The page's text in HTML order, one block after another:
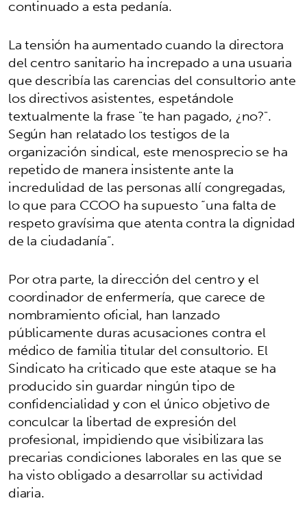
continuado a esta pedanía.
La tensión ha aumentado cuando la directora
del centro sanitario ha increpado a una usuaria
que describía las carencias del consultorio ante
los directivos asistentes, espetándole
textualmente la frase "te han pagado, ¿no?".
Según han relatado los testigos de la
organización sindical, este menosprecio se ha
repetido de manera insistente ante la
incredulidad de las personas allí congregadas,
lo que para CCOO ha supuesto “una falta de
respeto gravísima que atenta contra la dignidad
de la ciudadanía”.
Por otra parte, la dirección del centro y el
coordinador de enfermería, que carece de
nombramiento oficial, han lanzado
públicamente duras acusaciones contra el
médico de familia titular del consultorio. El
Sindicato ha criticado que este ataque se ha
producido sin guardar ningún tipo de
confidencialidad y con el único objetivo de
conculcar la libertad de expresión del
profesional, impidiendo que visibilizara las
precarias condiciones laborales en las que se
ha visto obligado a desarrollar su actividad
diaria.